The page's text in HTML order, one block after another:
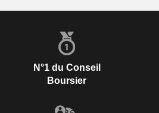
N°1 du Conseil
Boursier